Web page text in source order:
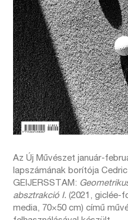
Az Új Művészet január-
lapszámának borítója
GEIJERSSTAM:
absztrakció I.(2021, giclée-
media, 70×50 cm) című